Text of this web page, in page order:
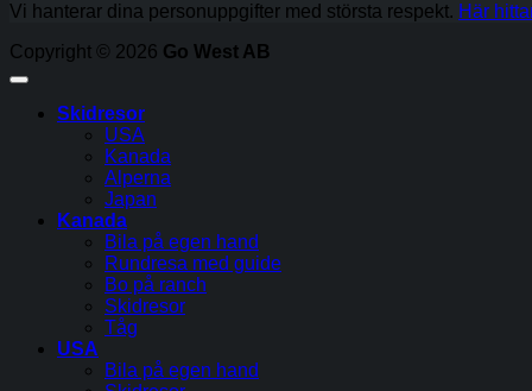
Vi hanterar dina personuppgifter med största respekt. Här
Copyright © 2026 Go West AB
Skidresor
USA
Kanada
Alperna
Japan
Kanada
Bila på egen hand
Rundresa med guide
Bo på ranch
Skidresor
Tåg
USA
Bila på egen hand